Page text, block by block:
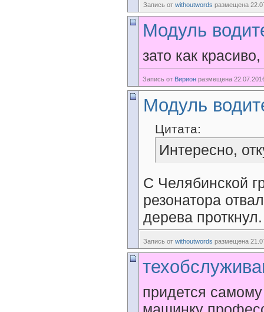
Запись от withoutwords размещена
Модуль
зато как
Запись от Вирион размещена
Модуль
Цитата:
Интересно,
С Челябинской
резонатора
дерева
Запись от withoutwords размещена
придется самому